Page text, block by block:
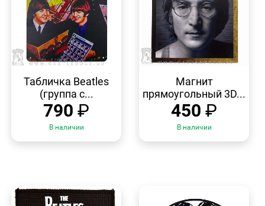
ПРОСМОТР
Табличка Beatles
(группа с...
790 ₽
В наличии
Магнит
прямоугольный 3D...
450 ₽
В наличии